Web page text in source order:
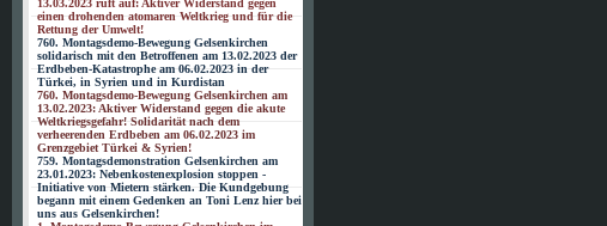
13.03.2023 ruft auf: Aktiver Widerstand gegen
einen drohenden atomaren Weltkrieg und für die
Rettung der Umwelt!
760. Montagsdemo-Bewegung Gelsenkirchen
solidarisch mit den Betroffenen am 13.02.2023 der
Erdbeben-Katastrophe am 06.02.2023 in der
Türkei, in Syrien und in Kurdistan
760. Montagsdemo-Bewegung Gelsenkirchen am
13.02.2023: Aktiver Widerstand gegen die akute
Weltkriegsgefahr! Solidarität nach dem
verheerenden Erdbeben am 06.02.2023 im
Grenzgebiet Türkei & Syrien!
759. Montagsdemonstration Gelsenkirchen am
23.01.2023: Nebenkostenexplosion stoppen -
Initiative von Mietern stärken. Die Kundgebung
begann mit einem Gedenken an Toni Lenz hier bei
uns aus Gelsenkirchen!